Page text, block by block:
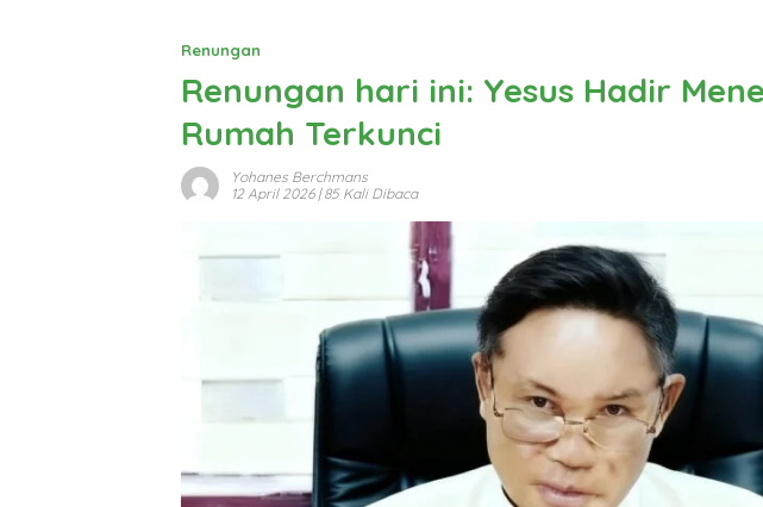
Renungan
Renungan hari ini: Yesus Hadir
Rumah Terkunci
Yohanes Berchmans
12 April 2026| 85 Kali Dibaca